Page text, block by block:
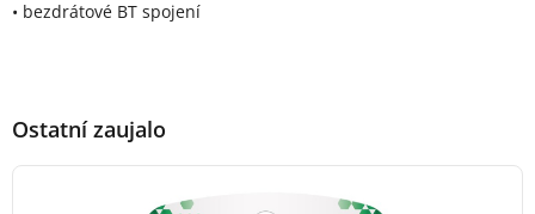
• bezdrátové BT spojení
Ostatní zaujalo